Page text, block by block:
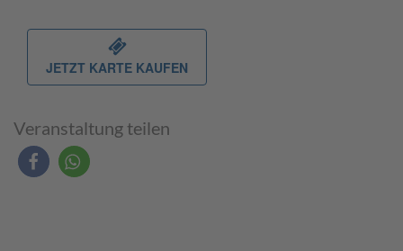
JETZT KARTE KAUFEN
Veranstaltung teilen